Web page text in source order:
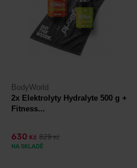
BodyWorld
2x Elektrolyty Hydralyte 500 g +
Fitness...
630 Kč 829Kč
NA SKLADĚ